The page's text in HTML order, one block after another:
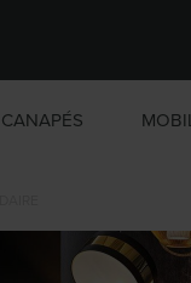
CANAPÉS